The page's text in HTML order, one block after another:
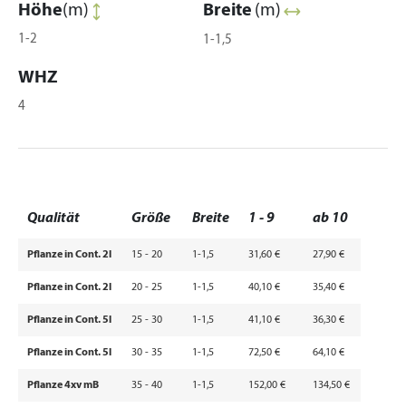
Höhe(m)
1-2
Breite (m)
1-1,5
WHZ
4
Qualität Größe Breite 1 - 9 ab 10
Pflanze in Cont. 2l 15 - 20 1-1,5 31,60 € 27,90 €
Pflanze in Cont. 2l 20 - 25 1-1,5 40,10 € 35,40 €
Pflanze in Cont. 5l 25 - 30 1-1,5 41,10 € 36,30 €
Pflanze in Cont. 5l 30 - 35 1-1,5 72,50 € 64,10 €
Pflanze 4xv mB 35 - 40 1-1,5 152,00 € 134,50 €